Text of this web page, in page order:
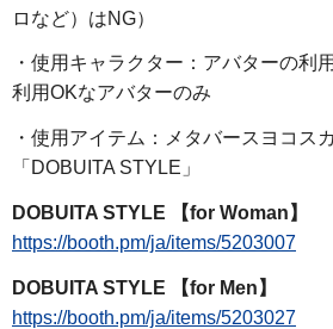
ロなど）はNG）
・使用キャラクター：アバターの利
利用OKなアバターのみ
・使用アイテム：メタバースヨコ
「DOBUITA STYLE」
DOBUITA STYLE 【for Woman】
https://booth.pm/ja/items/5203007
DOBUITA STYLE 【for Men】
https://booth.pm/ja/items/5203027